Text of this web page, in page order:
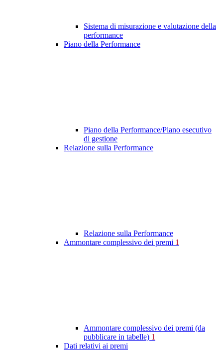
Sistema di misurazione e valutazione della
performance
Piano della Performance
Piano della Performance/Piano esecutivo
di gestione
Relazione sulla Performance
Relazione sulla Performance
Ammontare complessivo dei premi 1
Ammontare complessivo dei premi (da
pubblicare in tabelle) 1
Dati relativi ai premi